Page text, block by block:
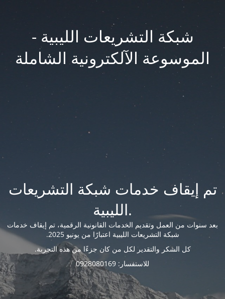
شبكة التشريعات الليبية -
الموسوعة الآلكترونية الشاملة
تم إيقاف خدمات شبكة التشريعات
الليبية.
بعد سنوات من العمل وتقديم الخدمات القانونية الرقمية، تم إيقاف خدمات
شبكة التشريعات الليبية اعتبارًا من يونيو 2025.
كل الشكر والتقدير لكل من كان جزءًا من هذه التجربة.
للاستفسار: 0928080169